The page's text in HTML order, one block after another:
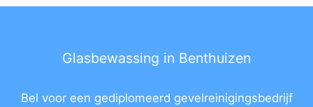
Glasbewassing in Benthuizen
Bel voor een gediplomeerd gevelreinigingsbedrijf